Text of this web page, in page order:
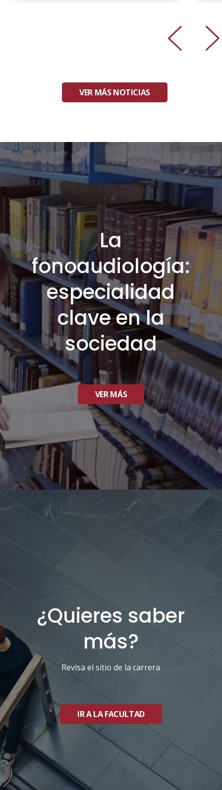
VER MÁS NOTICIAS
La
fonoaudiología:
especialidad
clave en la
sociedad
VER MÁS
¿Quieres saber
más?
Revisa el sitio de la carrera
IR A LA FACULTAD